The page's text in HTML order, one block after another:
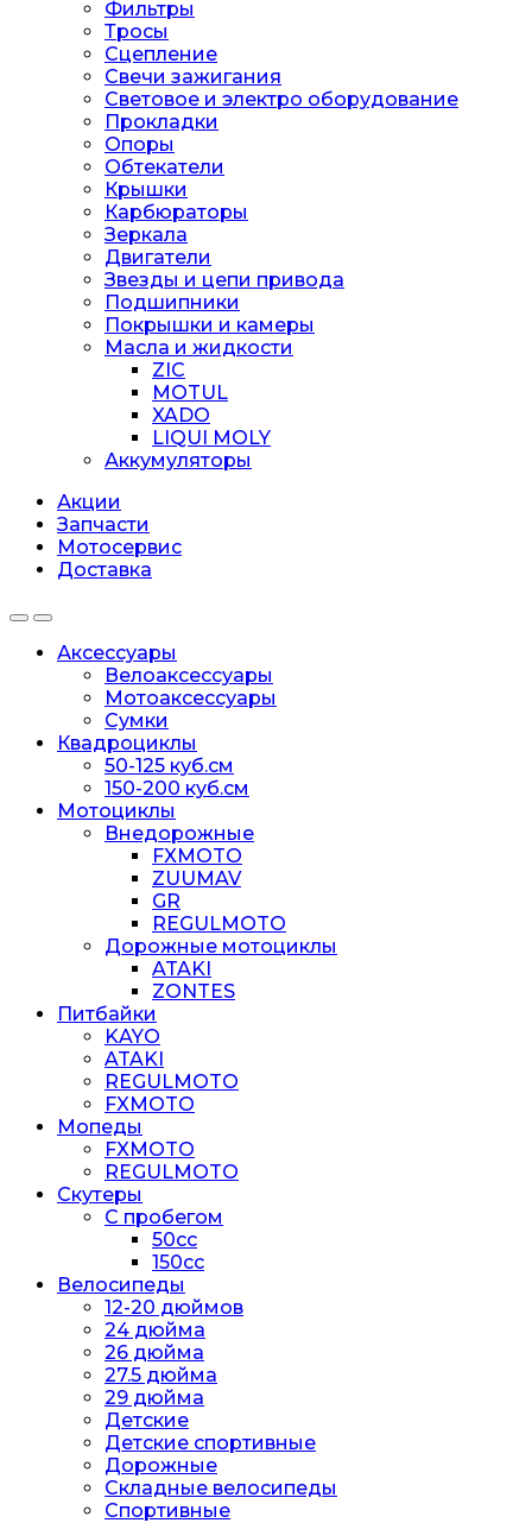
Фильтры
Тросы
Сцепление
Свечи зажигания
Световое и электро оборудование
Прокладки
Опоры
Обтекатели
Крышки
Карбюраторы
Зеркала
Двигатели
Звезды и цепи привода
Подшипники
Покрышки и камеры
Масла и жидкости
ZIC
MOTUL
XADO
LIQUI MOLY
Аккумуляторы
Акции
Запчасти
Мотосервис
Доставка
Аксессуары
Велоаксессуары
Мотоаксессуары
Сумки
Квадроциклы
50-125 куб.см
150-200 куб.см
Мотоциклы
Внедорожные
FXMOTO
ZUUMAV
GR
REGULMOTO
Дорожные мотоциклы
ATAKI
ZONTES
Питбайки
KAYO
ATAKI
REGULMOTO
FXMOTO
Мопеды
FXMOTO
REGULMOTO
Скутеры
С пробегом
50cc
150cc
Велосипеды
12-20 дюймов
24 дюйма
26 дюйма
27.5 дюйма
29 дюйма
Детские
Детские спортивные
Дорожные
Складные велосипеды
Спортивные